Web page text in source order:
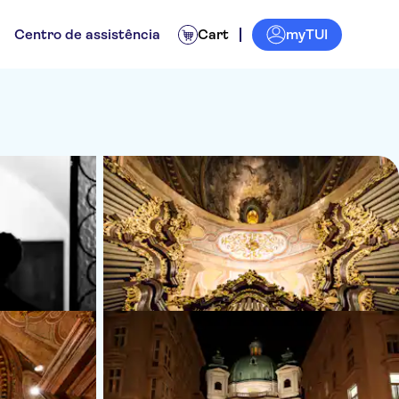
Centro de assistência Cart myTUI